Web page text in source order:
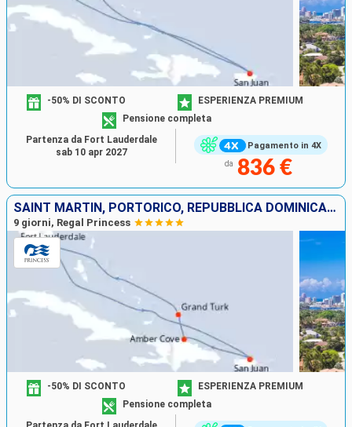
Pagamento in 4X
-50% DI SCONTO
ESPERIENZA PREMIUM
Pensione completa
da 836 €
Partenza da Fort Lauderdale
sab 10 apr 2027
SAINT MARTIN, PORTORICO, REPUBBLICA DOMINICANA, ISOLE TURKS E CAICOS, STATI UNITI
9 giorni, Regal Princess
-50% DI SCONTO
ESPERIENZA PREMIUM
Pensione completa